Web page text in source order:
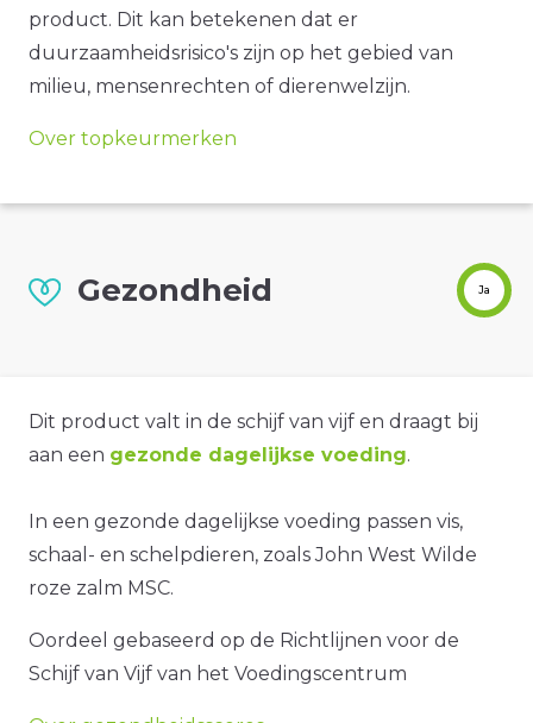
product. Dit kan betekenen dat er
duurzaamheidsrisico's zijn op het gebied van
milieu, mensenrechten of dierenwelzijn.
Over topkeurmerken
Gezondheid Ja
Dit product valt in de schijf van vijf en draagt bij
aan een gezonde dagelijkse voeding.
In een gezonde dagelijkse voeding passen vis,
schaal- en schelpdieren, zoals John West Wilde
roze zalm MSC.
Oordeel gebaseerd op de Richtlijnen voor de
Schijf van Vijf van het Voedingscentrum